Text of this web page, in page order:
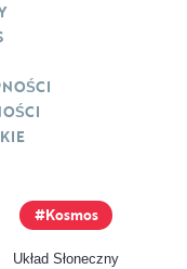
Kosmos
Układ Słoneczny